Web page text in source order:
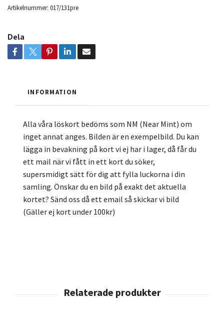
Artikelnummer: 017/131pre
Dela
INFORMATION
Alla våra löskort bedöms som NM (Near Mint) om
inget annat anges. Bilden är en exempelbild. Du kan
lägga in bevakning på kort vi ej har i lager, då får du
ett mail när vi fått in ett kort du söker,
supersmidigt sätt för dig att fylla luckorna i din
samling. Önskar du en bild på exakt det aktuella
kortet? Sänd oss då ett email så skickar vi bild
(Gäller ej kort under 100kr)